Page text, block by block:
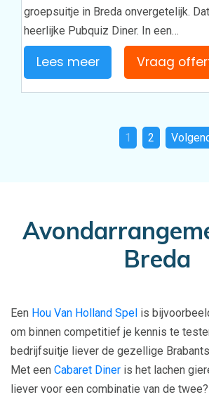
groepsuitje in Breda onvergetelijk.
heerlijke Pubquiz Diner. In een…
Lees meer Vraag
1 2
Breda
Een Hou Van Holland Spel is
om binnen competitief je kennis te
bedrijfsuitje liever de gezellige
Met een Cabaret Diner is het lachen
liever voor een combinatie van de